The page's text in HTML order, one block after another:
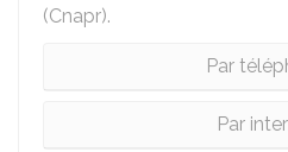
(Cnapr).
Par
Par